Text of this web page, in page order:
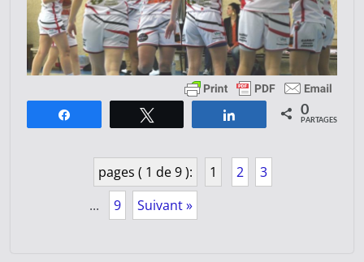
Partagez 0
PARTAGES
pages ( 1 de 9 ): 1 2
3
...
9 Suivant »